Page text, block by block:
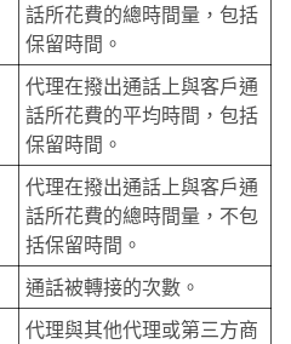
話所花費的總時間量，包括
保留時間。
代理在撥出通話上與客戶通
話所花費的平均時間，包括
保留時間。
代理在撥出通話上與客戶通
話所花費的總時間量，不包
括保留時間。
通話被轉接的次數。
代理與其他代理或第三方商